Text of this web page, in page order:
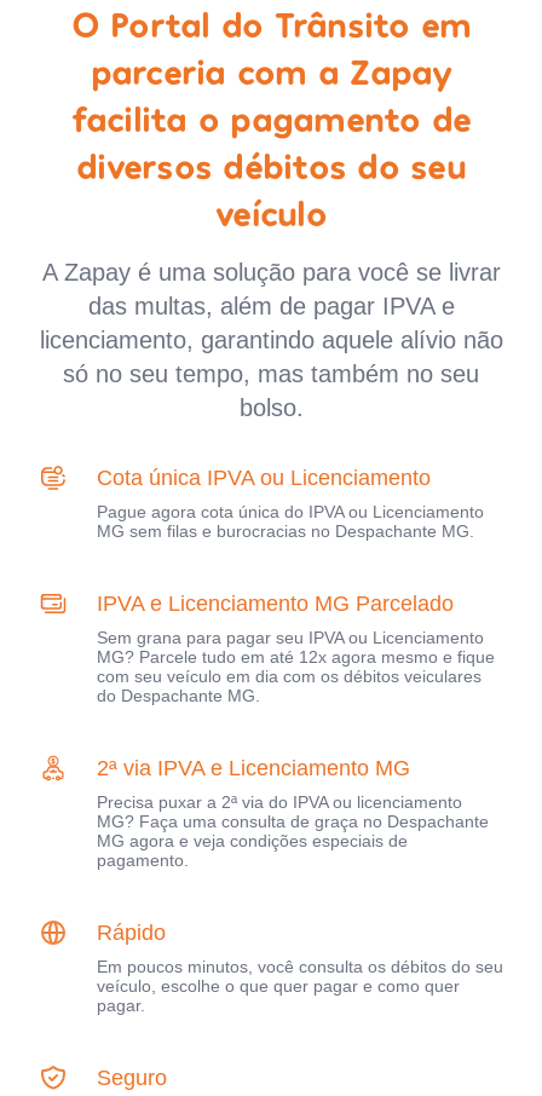
O Portal do Trânsito em
parceria com a Zapay
facilita o pagamento de
diversos débitos do seu
veículo
A Zapay é uma solução para você se livrar
das multas, além de pagar IPVA e
licenciamento, garantindo aquele alívio não
só no seu tempo, mas também no seu
bolso.
Cota única IPVA ou Licenciamento
Pague agora cota única do IPVA ou Licenciamento
MG sem filas e burocracias no Despachante MG.
IPVA e Licenciamento MG Parcelado
Sem grana para pagar seu IPVA ou Licenciamento
MG? Parcele tudo em até 12x agora mesmo e fique
com seu veículo em dia com os débitos veiculares
do Despachante MG.
2ª via IPVA e Licenciamento MG
Precisa puxar a 2ª via do IPVA ou licenciamento
MG? Faça uma consulta de graça no Despachante
MG agora e veja condições especiais de
pagamento.
Rápido
Em poucos minutos, você consulta os débitos do seu
veículo, escolhe o que quer pagar e como quer
pagar.
Seguro